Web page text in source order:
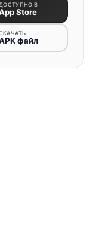
ДОСТУПНО В
Store
файл